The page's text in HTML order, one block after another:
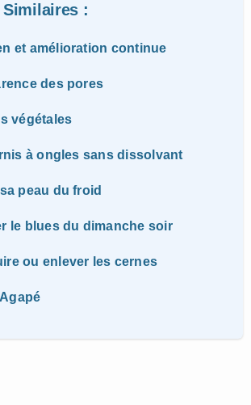
:
et amélioration continue
des pores
végétales
à ongles sans dissolvant
peau du froid
le blues du dimanche soir
ou enlever les cernes